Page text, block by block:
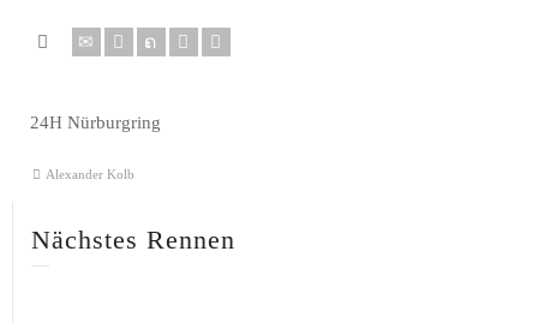
24H Nürburgring
Alexander Kolb
Nächstes Rennen